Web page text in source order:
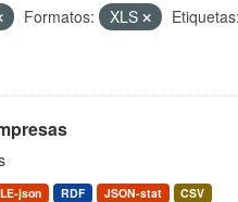
Formatos: XLS
Etiquetas:
json RDF JSON-stat CSV